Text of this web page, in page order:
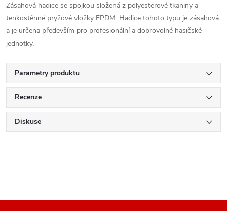
Zásahová hadice se spojkou složená z polyesterové tkaniny a
tenkostěnné pryžové vložky EPDM. Hadice tohoto typu je zásahová
a je určena především pro profesionální a dobrovolné hasičské
jednotky.
Parametry produktu
Recenze
Diskuse